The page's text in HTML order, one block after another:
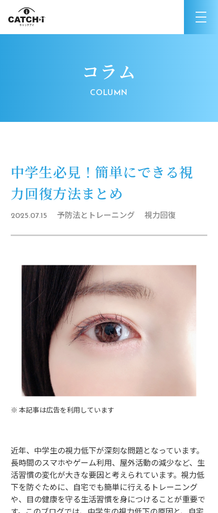
コラム
中学生必見！簡単にできる視
力回復方法まとめ
2025.07.15 予防法とトレーニング 視力回復
※ 本記事は広告を利用しています
近年、中学生の視力低下が深刻な問題となっています。
長時間のスマホやゲーム利用、屋外活動の減少など、生
活習慣の変化が大きな要因と考えられています。視力低
下を防ぐために、自宅でも簡単に行えるトレーニング
や、目の健康を守る生活習慣を身につけることが重要で